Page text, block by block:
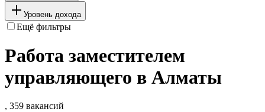
Уровень дохода
Ещё фильтры
Работа заместителем
управляющего в Алматы
, 359 вакансий